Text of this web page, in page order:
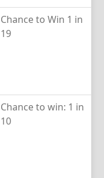
Chance to Win 1 in
19
Chance to win: 1 in
10